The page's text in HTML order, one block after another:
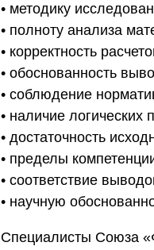
• методику
• полноту анализа
• корректность
• обоснованность
• соблюдение
• наличие логических
• достаточность
• пределы
• соответствие
• научную
Специалисты Союза